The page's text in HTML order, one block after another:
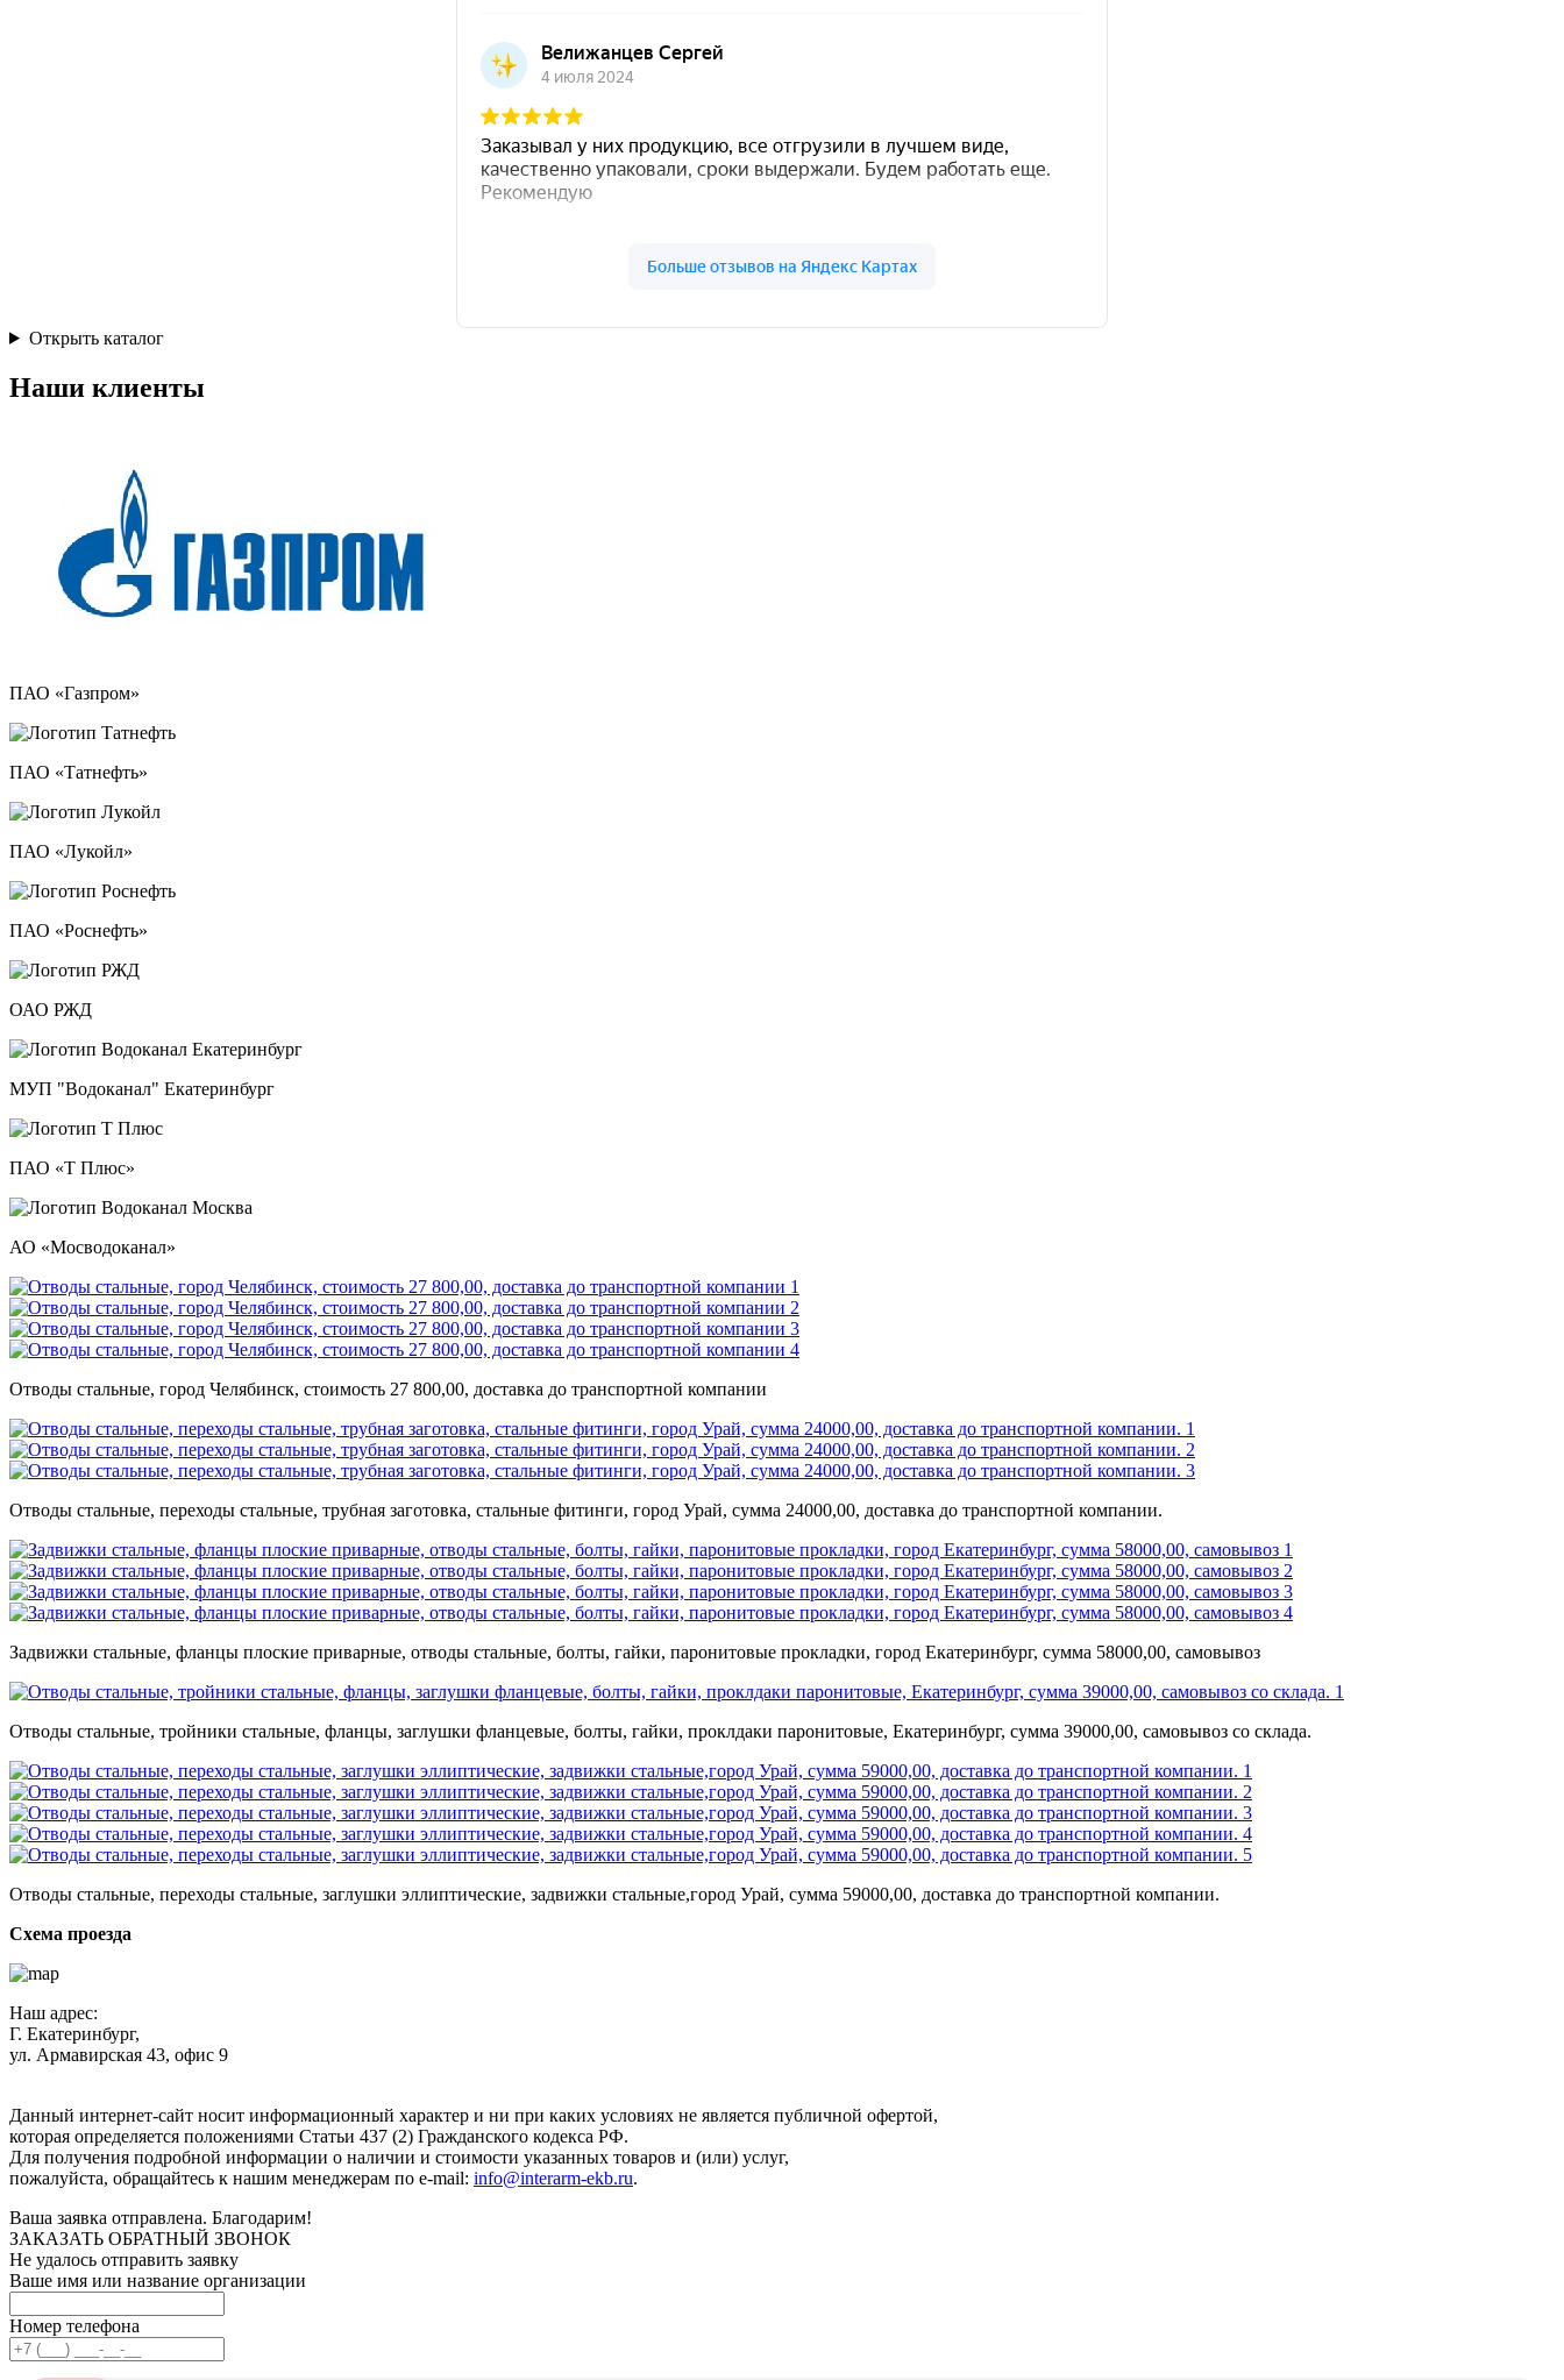
Открыть каталог
Наши клиенты
ПАО «Газпром»
ПАО «Татнефть»
ПАО «Лукойл»
ПАО «Роснефть»
ОАО РЖД
МУП "Водоканал" Екатеринбург
ПАО «Т Плюс»
АО «Мосводоканал»
Отводы стальные, город Челябинск, стоимость 27 800,00, доставка до транспортной компании
Отводы стальные, переходы стальные, трубная заготовка, стальные фитинги, город Урай, сумма 24000,00, доставка до транспортной компании.
Задвижки стальные, фланцы плоские приварные, отводы стальные, болты, гайки, паронитовые прокладки, город Екатеринбург, сумма 58000,00, самовывоз
Отводы стальные, тройники стальные, фланцы, заглушки фланцевые, болты, гайки, проклдаки паронитовые, Екатеринбург, сумма 39000,00, самовывоз со склада.
Отводы стальные, переходы стальные, заглушки эллиптические, задвижки стальные,город Урай, сумма 59000,00, доставка до транспортной компании.
Схема проезда
Наш адрес:
Г. Екатеринбург,
ул. Армавирская 43, офис 9
Данный интернет-сайт носит информационный характер и ни при каких условиях не является публичной офертой,
которая определяется положениями Статьи 437 (2) Гражданского кодекса РФ.
Для получения подробной информации о наличии и стоимости указанных товаров и (или) услуг,
пожалуйста, обращайтесь к нашим менеджерам по e-mail: info@interarm-ekb.ru.
Ваша заявка отправлена. Благодарим!
ЗАКАЗАТЬ ОБРАТНЫЙ ЗВОНОК
Не удалось отправить заявку
Ваше имя или название организации
Номер телефона